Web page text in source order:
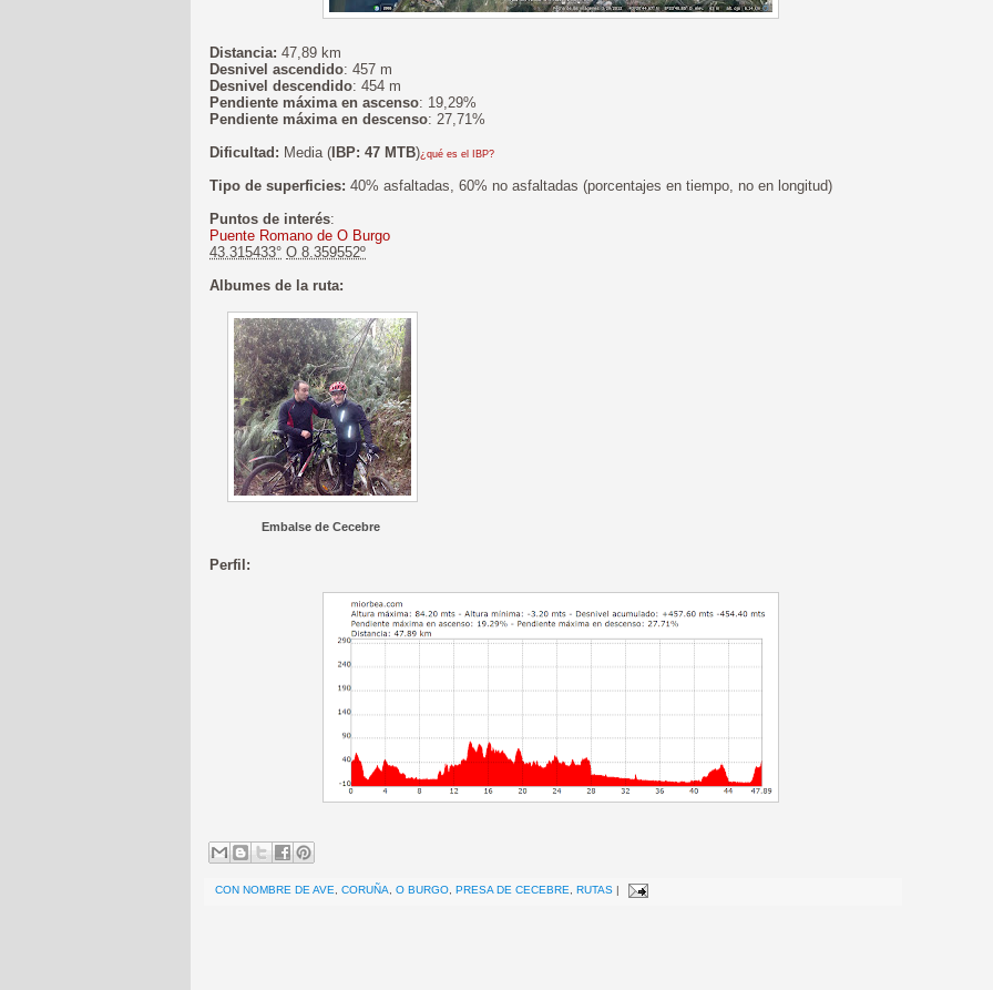
Distancia: 47,89 km
Desnivel ascendido: 457 m
Desnivel descendido: 454 m
Pendiente máxima en ascenso: 19,29%
Pendiente máxima en descenso: 27,71%
Dificultad: Media ( IBP: 47 MTB)¿qué es el IBP?
Tipo de superficies: 40% asfaltadas, 60% no asfaltadas (porcentajes en tiempo, no en longitud)
Puntos de interés:
Puente Romano de O Burgo
43.315433° O 8.359552º
Albumes de la ruta:
Embalse de Cecebre
Perfil:
CON NOMBRE DE AVE CORUÑA O BURGO PRESA DE CECEBRE RUTAS |